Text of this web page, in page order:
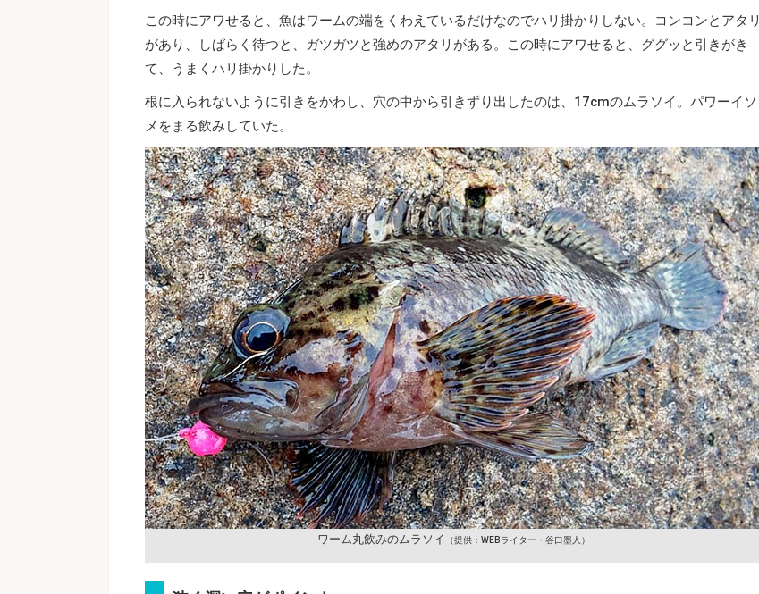
この時にアワせると、魚はワームの端をくわえているだけなのでハリ掛かりしない。コンコンとアタリ
があり、しばらく待つと、ガツガツと強めのアタリがある。この時にアワせると、ググッと引きがき
て、うまくハリ掛かりした。
根に入られないように引きをかわし、穴の中から引きずり出したのは、17cmのムラソイ。パワーイソ
メをまる飲みしていた。
ワーム丸飲みのムラソイ （提供：WEBライター・谷口墨人）